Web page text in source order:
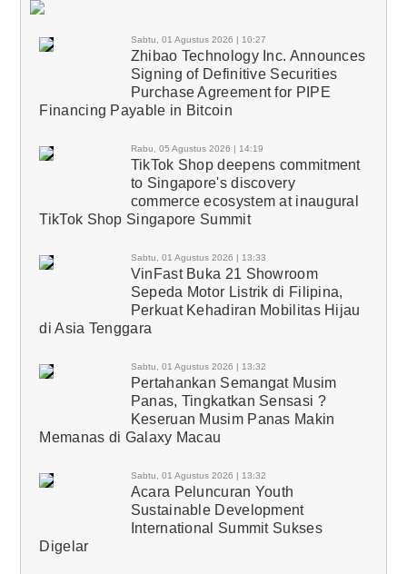
Sabtu, 01 Agustus 2026 | 10:27
Zhibao Technology Inc. Announces
Signing of Definitive Securities
Purchase Agreement for PIPE
Financing Payable in Bitcoin
Rabu, 05 Agustus 2026 | 14:19
TikTok Shop deepens commitment
to Singapore's discovery
commerce ecosystem at inaugural
TikTok Shop Singapore Summit
Sabtu, 01 Agustus 2026 | 13:33
VinFast Buka 21 Showroom
Sepeda Motor Listrik di Filipina,
Perkuat Kehadiran Mobilitas Hijau
di Asia Tenggara
Sabtu, 01 Agustus 2026 | 13:32
Pertahankan Semangat Musim
Panas, Tingkatkan Sensasi ?
Keseruan Musim Panas Makin
Memanas di Galaxy Macau
Sabtu, 01 Agustus 2026 | 13:32
Acara Peluncuran Youth
Sustainable Development
International Summit Sukses
Digelar